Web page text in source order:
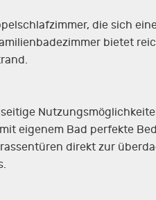
die sich
bietet
eigenem Bad perfekte
direkt zur